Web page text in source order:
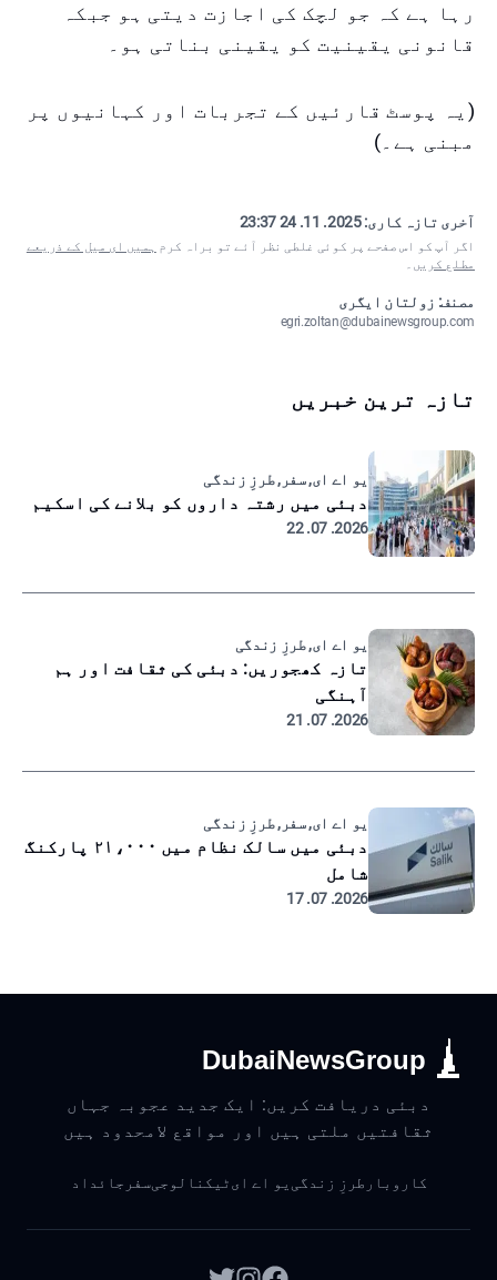
رہا ہے کہ جو لچک کی اجازت دیتی ہو جبکہ
قانونی یقینیت کو یقینی بناتی ہو۔
(یہ پوسٹ قارئیں کے تجربات اور کہانیوں پر
مبنی ہے۔)
آخری تازہ کاری:2025. 11. 24 23:37
اگر آپ کو اس صفحے پر کوئی غلطی نظر آئے تو براہ کرم ہمیں ای میل کے ذریعے
مطلع کریں ۔
مصنف: زولتان ایگری
egri.zoltan@dubainewsgroup.com
تازہ ترین خبریں
یو اے ای, سفر, طرزِ زندگی
دبئی میں رشتہ داروں کو بلانے کی اسکیم
2026. 07. 22
یو اے ای, طرزِ زندگی
تازہ کھجوریں: دبئی کی ثقافت اور ہم
آہنگی
2026. 07. 21
یو اے ای, سفر, طرزِ زندگی
دبئی میں سالک نظام میں ۲۱،۰۰۰ پارکنگ
شامل
2026. 07. 17
DubaiNewsGroup
دبئی دریافت کریں: ایک جدید عجوبہ جہاں
ثقافتیں ملتی ہیں اور مواقع لامحدود ہیں
کاروبار طرزِ زندگی یو اے ایٹیکنالوجیسفر جائداد